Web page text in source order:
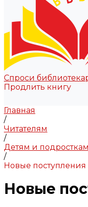
Спроси
Продлить книгу
Главная
/
Читателям
/
Детям и подросткам
/
Новые поступления
Новые